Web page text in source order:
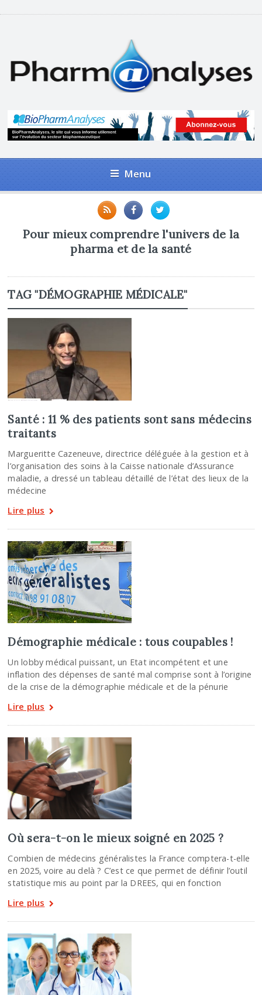
Menu
Pour mieux comprendre l'univers de la
pharma et de la santé
TAG "DÉMOGRAPHIE MÉDICALE"
Santé : 11 % des patients sont sans médecins
traitants
Margueritte Cazeneuve, directrice déléguée à la gestion et à
l’organisation des soins à la Caisse nationale d’Assurance
maladie, a dressé un tableau détaillé de l’état des lieux de la
médecine
Lire plus
Démographie médicale : tous coupables !
Un lobby médical puissant, un Etat incompétent et une
inflation des dépenses de santé mal comprise sont à l’origine
de la crise de la démographie médicale et de la pénurie
Lire plus
Où sera-t-on le mieux soigné en 2025 ?
Combien de médecins généralistes la France comptera-t-elle
en 2025, voire au delà ? C’est ce que permet de définir l’outil
statistique mis au point par la DREES, qui en fonction
Lire plus